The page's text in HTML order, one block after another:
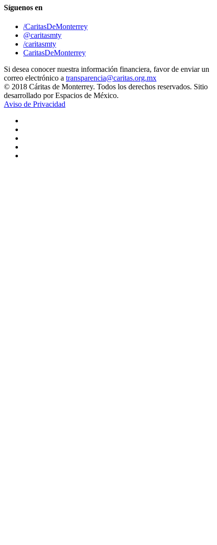
Síguenos en
/CaritasDeMonterrey
@caritasmty
/caritasmty
CaritasDeMonterrey
Si desea conocer nuestra información financiera, favor de enviar un
correo electrónico a transparencia@caritas.org.mx
© 2018 Cáritas de Monterrey. Todos los derechos reservados. Sitio
desarrollado por Espacios de México.
Aviso de Privacidad